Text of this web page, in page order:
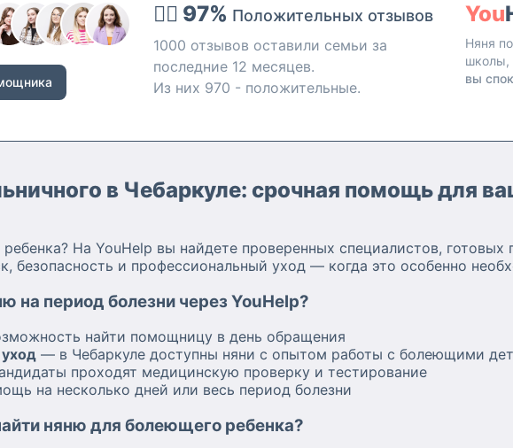
👍🏻 97% Положительных отзывов
1000 отзывов оставили семьи за
последние 12 месяцев.
Из них 970 - положительные.
You
Няня
школы,
вы
в Чебаркуле: срочная помощь для
На YouHelp вы найдете проверенных специалистов,
безопасность и профессиональный уход — когда это особенно
на период болезни через YouHelp?
найти помощницу в день обращения
— в Чебаркуле доступны няни с опытом работы с болеющими
проходят медицинскую проверку и тестирование
на несколько дней или весь период болезни
няню для болеющего ребенка?